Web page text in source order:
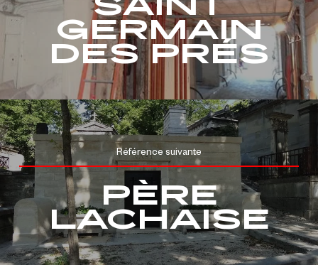
GERMAIN
DES PRÉS
Référence suivante
PÈRE
LACHAISE